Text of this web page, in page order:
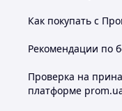
ДСП 4,5–5,5
Как покупать с
Рекомендации по
Проверка на
платформе